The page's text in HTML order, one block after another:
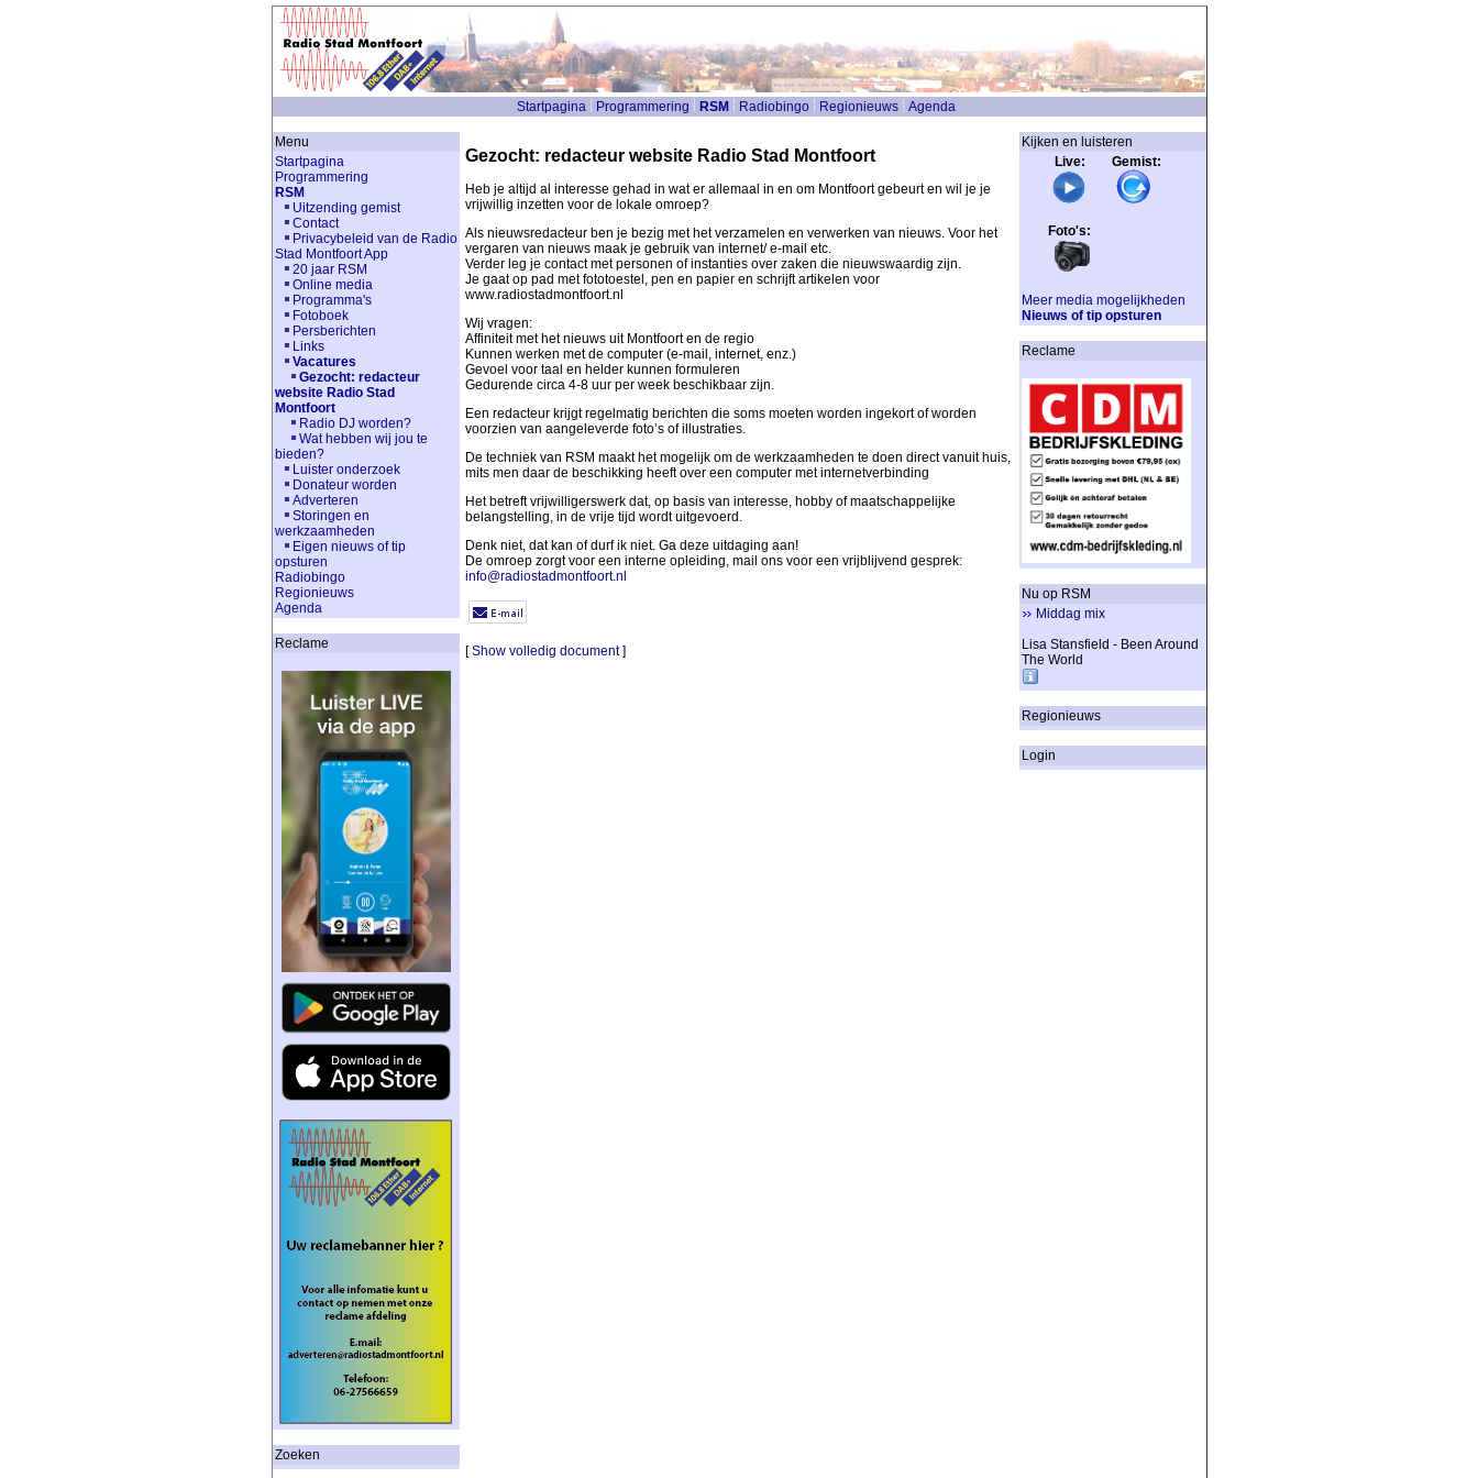
Startpagina Programmering RSM Radiobingo Regionieuws Agenda
Menu
Startpagina
Programmering
RSM
Uitzending gemist
Contact
Privacybeleid van de Radio
Stad Montfoort App
20 jaar RSM
Online media
Programma's
Fotoboek
Persberichten
Links
Vacatures
Gezocht: redacteur
website Radio Stad
Montfoort
Radio DJ worden?
Wat hebben wij jou te
bieden?
Luister onderzoek
Donateur worden
Adverteren
Storingen en
werkzaamheden
Eigen nieuws of tip
opsturen
Radiobingo
Regionieuws
Agenda
Reclame
Zoeken
Gezocht: redacteur website Radio Stad Montfoort
Heb je altijd al interesse gehad in wat er allemaal in en om Montfoort gebeurt en wil je je
vrijwillig inzetten voor de lokale omroep?
Als nieuwsredacteur ben je bezig met het verzamelen en verwerken van nieuws. Voor het
vergaren van nieuws maak je gebruik van internet/ e-mail etc.
Verder leg je contact met personen of instanties over zaken die nieuwswaardig zijn.
Je gaat op pad met fototoestel, pen en papier en schrijft artikelen voor
www.radiostadmontfoort.nl
Wij vragen:
Affiniteit met het nieuws uit Montfoort en de regio
Kunnen werken met de computer (e-mail, internet, enz.)
Gevoel voor taal en helder kunnen formuleren
Gedurende circa 4-8 uur per week beschikbaar zijn.
Een redacteur krijgt regelmatig berichten die soms moeten worden ingekort of worden
voorzien van aangeleverde foto’s of illustraties.
De techniek van RSM maakt het mogelijk om de werkzaamheden te doen direct vanuit huis,
mits men daar de beschikking heeft over een computer met internetverbinding
Het betreft vrijwilligerswerk dat, op basis van interesse, hobby of maatschappelijke
belangstelling, in de vrije tijd wordt uitgevoerd.
Denk niet, dat kan of durf ik niet. Ga deze uitdaging aan!
De omroep zorgt voor een interne opleiding, mail ons voor een vrijblijvend gesprek:
info@radiostadmontfoort.nl
[Show volledig document]
Kijken en luisteren
Live: Gemist:
Foto's:
Meer media mogelijkheden
Nieuws of tip opsturen
Reclame
Nu op RSM
Middag mix
Lisa Stansfield - Been Around
The World
Regionieuws
Login